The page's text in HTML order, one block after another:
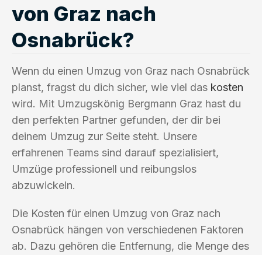
von Graz nach
Osnabrück?
Wenn du einen Umzug von Graz nach Osnabrück
planst, fragst du dich sicher, wie viel das kosten
wird. Mit Umzugskönig Bergmann Graz hast du
den perfekten Partner gefunden, der dir bei
deinem Umzug zur Seite steht. Unsere
erfahrenen Teams sind darauf spezialisiert,
Umzüge professionell und reibungslos
abzuwickeln.
Die Kosten für einen Umzug von Graz nach
Osnabrück hängen von verschiedenen Faktoren
ab. Dazu gehören die Entfernung, die Menge des